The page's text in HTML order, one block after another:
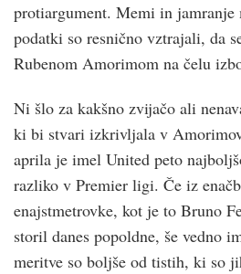
protiargument. Memi in jamranje
podatki so resnično vztrajali, da
Rubenom Amorimom na čelu
Ni šlo za kakšno zvijačo ali
ki bi stvari izkrivljala v
aprila je imel United peto
razliko v Premier ligi. Če iz
enajstmetrovke, kot je to Bruno
storil danes popoldne, še vedno
meritve so boljše od tistih, ki so